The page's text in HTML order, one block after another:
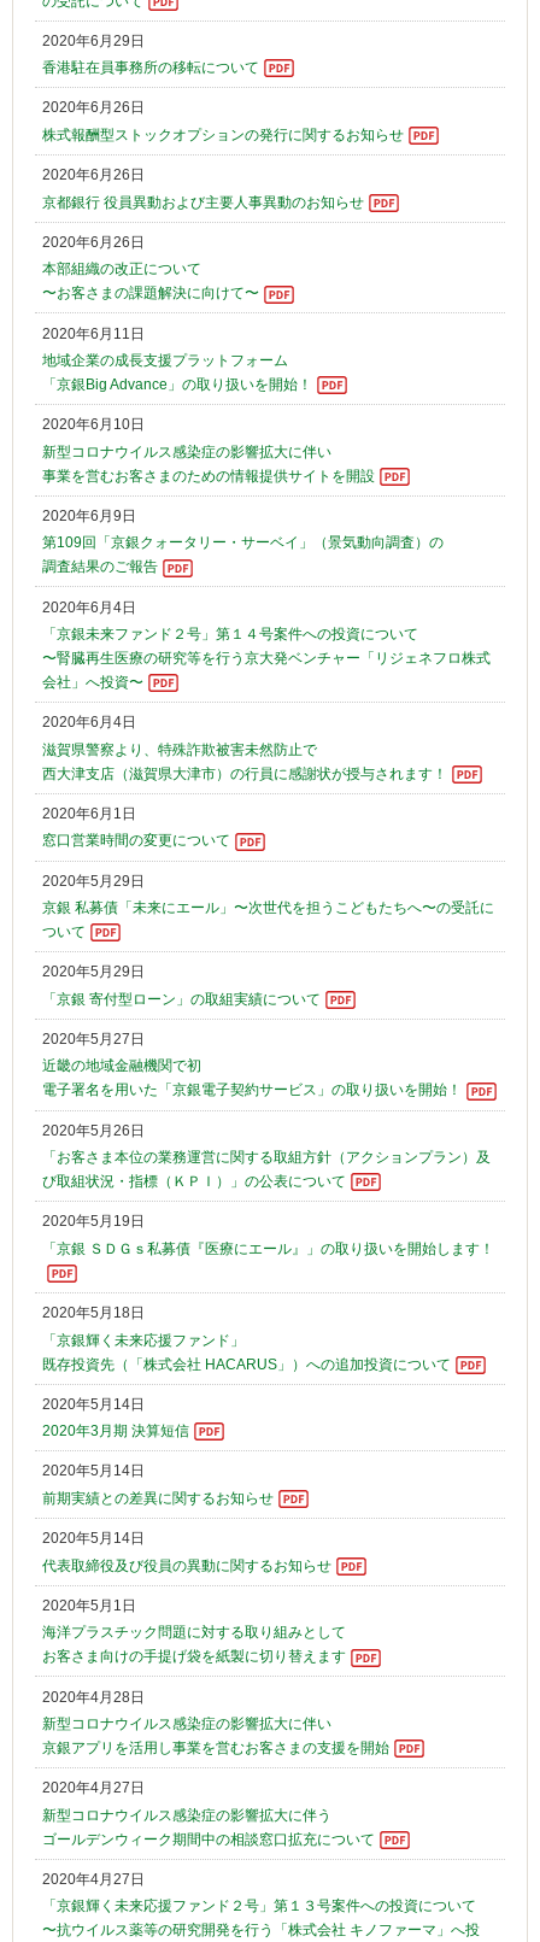
2020年6月29日
香港駐在員事務所の移転について
2020年6月26日
株式報酬型ストックオプションの発行に関するお知らせ
2020年6月26日
京都銀行 役員異動および主要人事異動のお知らせ
2020年6月26日
本部組織の改正について
〜お客さまの課題解決に向けて〜
2020年6月11日
地域企業の成長支援プラットフォーム
「京銀Big Advance」の取り扱いを開始！
2020年6月10日
新型コロナウイルス感染症の影響拡大に伴い
事業を営むお客さまのための情報提供サイトを開設
2020年6月9日
第109回「京銀クォータリー・サーベイ」（景気動向調査）の
調査結果のご報告
2020年6月4日
「京銀未来ファンド２号」第１４号案件への投資について
〜腎臓再生医療の研究等を行う京大発ベンチャー「リジェネフロ株式
会社」へ投資〜
2020年6月4日
滋賀県警察より、特殊詐欺被害未然防止で
西大津支店（滋賀県大津市）の行員に感謝状が授与されます！
2020年6月1日
窓口営業時間の変更について
2020年5月29日
京銀 私募債「未来にエール」〜次世代を担うこどもたちへ〜の受託に
ついて
2020年5月29日
「京銀 寄付型ローン」の取組実績について
2020年5月27日
近畿の地域金融機関で初
電子署名を用いた「京銀電子契約サービス」の取り扱いを開始！
2020年5月26日
「お客さま本位の業務運営に関する取組方針（アクションプラン）及
び取組状況・指標（ＫＰＩ）」の公表について
2020年5月19日
「京銀 ＳＤＧｓ私募債『医療にエール』」の取り扱いを開始します！
2020年5月18日
「京銀輝く未来応援ファンド」
既存投資先（「株式会社 HACARUS」）への追加投資について
2020年5月14日
2020年3月期 決算短信
2020年5月14日
前期実績との差異に関するお知らせ
2020年5月14日
代表取締役及び役員の異動に関するお知らせ
2020年5月1日
海洋プラスチック問題に対する取り組みとして
お客さま向けの手提げ袋を紙製に切り替えます
2020年4月28日
新型コロナウイルス感染症の影響拡大に伴い
京銀アプリを活用し事業を営むお客さまの支援を開始
2020年4月27日
新型コロナウイルス感染症の影響拡大に伴う
ゴールデンウィーク期間中の相談窓口拡充について
2020年4月27日
「京銀輝く未来応援ファンド２号」第１３号案件への投資について
〜抗ウイルス薬等の研究開発を行う「株式会社 キノファーマ」へ投